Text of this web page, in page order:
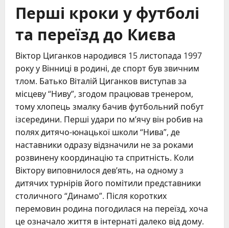
Перші кроки у футболі
та переїзд до Києва
Віктор Циганков народився 15 листопада 1997
року у Вінниці в родині, де спорт був звичним
тлом. Батько Віталій Циганков виступав за
місцеву “Ниву”, згодом працював тренером,
тому хлопець змалку бачив футбольний побут
ізсередини. Перші удари по м’ячу він робив на
полях дитячо-юнацької школи “Нива”, де
наставники одразу відзначили не за роками
розвинену координацію та спритність. Коли
Віктору виповнилося дев’ять, на одному з
дитячих турнірів його помітили представники
столичного “Динамо”. Після коротких
перемовин родина погодилася на переїзд, хоча
це означало життя в інтернаті далеко від дому.